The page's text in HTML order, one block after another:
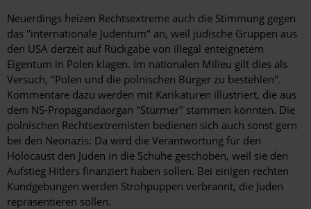
Neuerdings heizen Rechtsextreme auch die Stimmung gegen
das "internationale Judentum" an, weil jüdische Gruppen aus
den USA derzeit auf Rückgabe von illegal enteignetem
Eigentum in Polen klagen. Im nationalen Milieu gilt dies als
Versuch, "Polen und die polnischen Bürger zu bestehlen".
Kommentare dazu werden mit Karikaturen illustriert, die aus
dem NS-Propagandaorgan "Stürmer" stammen könnten. Die
polnischen Rechtsextremisten bedienen sich auch sonst gern
bei den Neonazis: Da wird die Verantwortung für den
Holocaust den Juden in die Schuhe geschoben, weil sie den
Aufstieg Hitlers finanziert haben sollen. Bei einigen rechten
Kundgebungen werden Strohpuppen verbrannt, die Juden
repräsentieren sollen.